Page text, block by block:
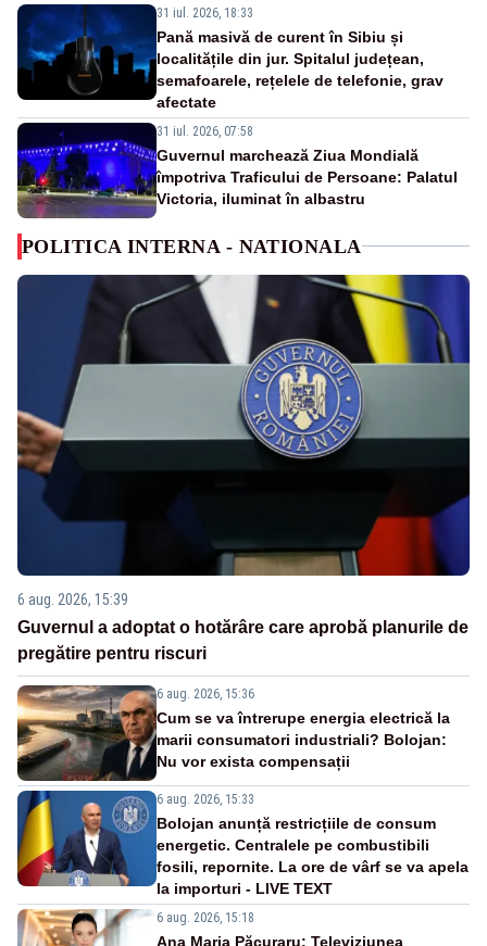
31 iul. 2026, 18:33
Pană masivă de curent în Sibiu și
localitățile din jur. Spitalul județean,
semafoarele, rețelele de telefonie, grav
afectate
31 iul. 2026, 07:58
Guvernul marchează Ziua Mondială
împotriva Traficului de Persoane: Palatul
Victoria, iluminat în albastru
POLITICA INTERNA - NATIONALA
6 aug. 2026, 15:39
Guvernul a adoptat o hotărâre care aprobă planurile de
pregătire pentru riscuri
6 aug. 2026, 15:36
Cum se va întrerupe energia electrică la
marii consumatori industriali? Bolojan:
Nu vor exista compensații
6 aug. 2026, 15:33
Bolojan anunță restricțiile de consum
energetic. Centralele pe combustibili
fosili, repornite. La ore de vârf se va apela
la importuri - LIVE TEXT
6 aug. 2026, 15:18
Ana Maria Păcuraru: Televiziunea